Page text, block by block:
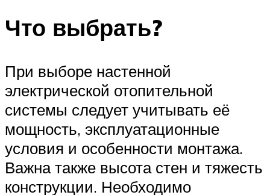
Что выбрать?
При выборе настенной
электрической отопительной
системы следует учитывать её
мощность, эксплуатационные
условия и особенности монтажа.
Важна также высота стен и тяжесть
конструкции. Необходимо